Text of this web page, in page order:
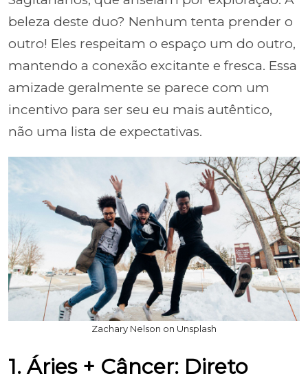
beleza deste duo? Nenhum tenta prender o
outro! Eles respeitam o espaço um do outro,
mantendo a conexão excitante e fresca. Essa
amizade geralmente se parece com um
incentivo para ser seu eu mais autêntico,
não uma lista de expectativas.
Zachary Nelson on Unsplash
1. Áries + Câncer: Direto